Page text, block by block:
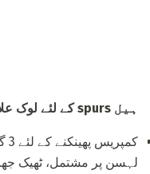
ہیل spurs کے لئے لوک علاج.
لہسن پر مشتمل، ٹھیک